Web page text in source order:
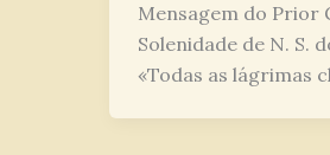
Mensagem do Prior
Solenidade de N. S.
«Todas as lágrimas